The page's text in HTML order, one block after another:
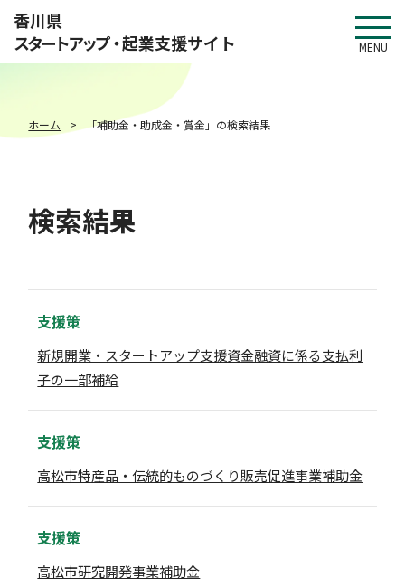
香川県
スタートアップ・起業支援サイト MENU
ホーム 「補助金・助成金・賞金」の検索結果
検索結果
支援策
新規開業・スタートアップ支援資金融資に係る支払利
子の一部補給
支援策
高松市特産品・伝統的ものづくり販売促進事業補助金
支援策
高松市研究開発事業補助金